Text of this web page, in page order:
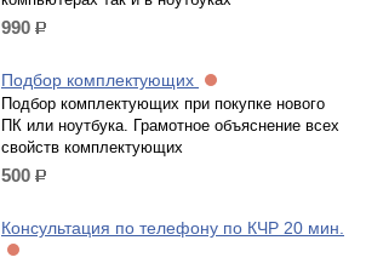
990 р.
Подбор комплектующих
Подбор комплектующих при покупке нового
ПК или ноутбука. Грамотное объяснение всех
свойств комплектующих
500 р.
Консультация по телефону по КЧР 20 мин.